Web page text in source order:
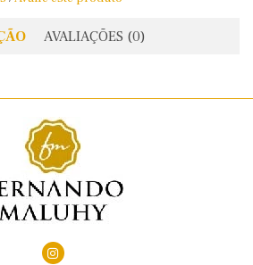
AVALIAÇÕES (0)